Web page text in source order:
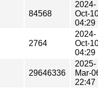
84568
2024-
Oct-
04:29
2764
2024-
Oct-
04:29
29646336
2025-
Mar-
22:47